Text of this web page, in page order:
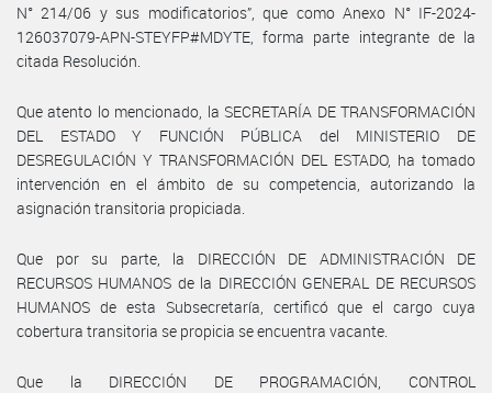
N° 214/06 y sus modificatorios”, que como Anexo N° IF-2024-
126037079-APN-STEYFP#MDYTE, forma parte integrante de la
citada Resolución.
Que atento lo mencionado, la SECRETARÍA DE TRANSFORMACIÓN
DEL ESTADO Y FUNCIÓN PÚBLICA del MINISTERIO DE
DESREGULACIÓN Y TRANSFORMACIÓN DEL ESTADO, ha tomado
intervención en el ámbito de su competencia, autorizando la
asignación transitoria propiciada.
Que por su parte, la DIRECCIÓN DE ADMINISTRACIÓN DE
RECURSOS HUMANOS de la DIRECCIÓN GENERAL DE RECURSOS
HUMANOS de esta Subsecretaría, certificó que el cargo cuya
cobertura transitoria se propicia se encuentra vacante.
Que la DIRECCIÓN DE PROGRAMACIÓN, CONTROL